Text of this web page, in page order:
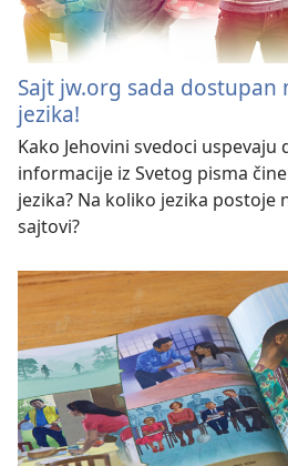
Sajt jw.org sada dostupan
jezika!
Kako Jehovini svedoci uspevaju
informacije iz Svetog pisma
jezika? Na koliko jezika postoje
sajtovi?